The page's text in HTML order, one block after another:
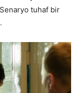
Senaryo tuhaf bir